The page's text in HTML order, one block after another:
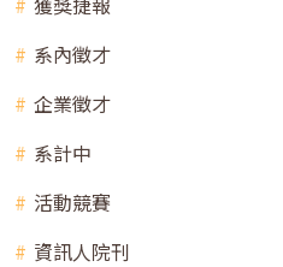
系內徵才
企業徵才
系計中
活動競賽
資訊人院刊